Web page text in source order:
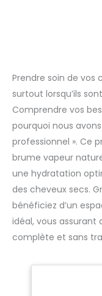
Prendre soin de vos
surtout lorsqu’ils
Comprendre vos
pourquoi nous
professionnel ». Ce
brume vapeur
une hydratation
des cheveux secs.
bénéficiez d’un
idéal, vous assurant
complète et sans